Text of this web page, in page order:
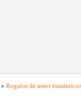
» Regalos de amor